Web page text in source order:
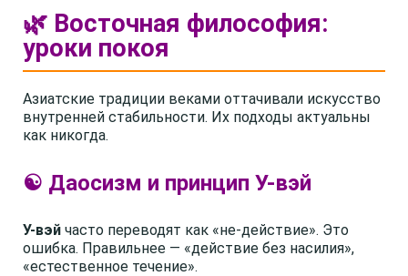
🌿 Восточная философия:
уроки покоя
Азиатские традиции веками оттачивали искусство
внутренней стабильности. Их подходы актуальны
как никогда.
☯️ Даосизм и принцип У-вэй
У-вэй часто переводят как «не-действие». Это
ошибка. Правильнее — «действие без насилия»,
«естественное течение».